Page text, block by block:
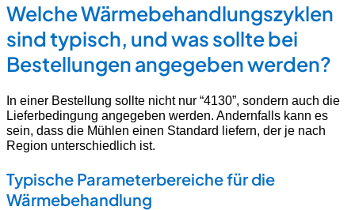
Welche Wärmebehandlungszyklen
sind typisch, und was sollte bei
Bestellungen angegeben werden?
In einer Bestellung sollte nicht nur “4130”, sondern auch die
Lieferbedingung angegeben werden. Andernfalls kann es
sein, dass die Mühlen einen Standard liefern, der je nach
Region unterschiedlich ist.
Typische Parameterbereiche für die
Wärmebehandlung